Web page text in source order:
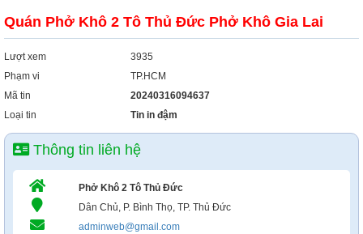
Quán Phở Khô 2 Tô Thủ Đức Phở Khô Gia Lai
Lượt xem
3935
Phạm vi
TP.HCM
Mã tin
20240316094637
Loại tin
Tin in đậm
Thông tin liên hệ
Phở Khô 2 Tô Thủ Đức
Dân Chủ, P. Bình Thọ, TP. Thủ Đức
adminweb@gmail.com